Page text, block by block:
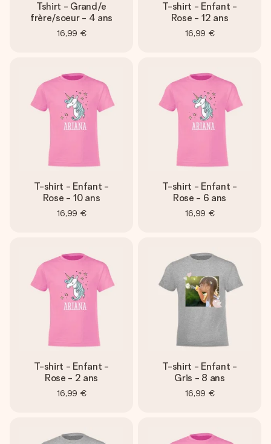
Tshirt - Grand/e
frère/soeur - 4 ans
16,99 €
T-shirt - Enfant -
Rose - 12 ans
16,99 €
T-shirt - Enfant -
Rose - 10 ans
16,99 €
T-shirt - Enfant -
Rose - 6 ans
16,99 €
T-shirt - Enfant -
Rose - 2 ans
16,99 €
T-shirt - Enfant -
Gris - 8 ans
16,99 €